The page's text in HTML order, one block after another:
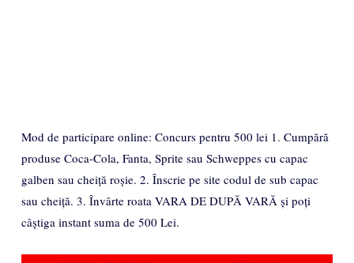
Mod de participare online: Concurs pentru 500 lei 1. Cumpără
produse Coca-Cola, Fanta, Sprite sau Schweppes cu capac
galben sau cheiță roșie. 2. Înscrie pe site codul de sub capac
sau cheiță. 3. Învârte roata VARA DE DUPĂ VARĂ și poți
câștiga instant suma de 500 Lei.